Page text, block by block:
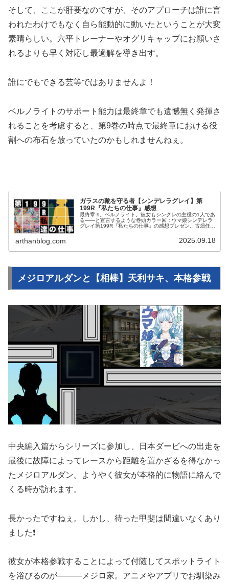
そして、ここが肝要なのですが、そのアプローチは誰に言
われたわけでもなく自ら能動的に動いたということが大変
素晴らしい。六平トレーナーやオグリキャップにお願いさ
れるよりも早く対応し最適解を導き出す。
誰にでもできる芸等ではありませんよ！
ベルノライトのサポート能力は最終章でも遺憾無く発揮さ
れることを考慮すると、第9巻の時点で最終章における役
割への布石を放っていたのかもしれませんねぇ。
ガラスの靴を守る者【シンデレラグレイ】第
199R『私たちの仕事』感想
最終章-9。ベルノライト。彼女もシングレの主役の1人であ
る――と宣言するような巻頭カラー回：ウマ娘シンデレラ
グレイ第199R『私たちの仕事』の感想プレゼン。古畑任三
arthanblog.com 2025.09.18
メジロアルダンと【相棒】天利サキ、本格参戦
中央編入篇からシリーズに参加し、日本ダービへの出走を
最後に故障によってレースから距離を置かざるを得なかっ
たメジロアルダン。ようやく彼女が本格的に物語に絡んで
くる時が訪れます。
長かったですねぇ。しかし、待った甲斐は間違いなくあり
ました❗️
彼女が本格参戦することによって付随してスポットライト
を浴びるのが―――メジロ家。アニメやアプリでお馴染み